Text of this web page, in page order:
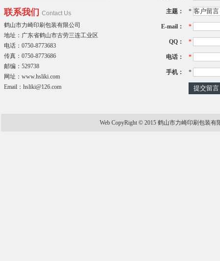
联系我们 Contact Us
鹤山市力崎印刷包装有限公司
地址：广东省鹤山市古劳三连工业区
电话：0750-8773683
传真：0750-8773686
邮编：529738
网址： www.hsliki.com
Email： hsliki@126.com
主题： *
E-mail： *
QQ： *
电话： *
手机： *
Web CopyRight © 2015 鹤山市力崎印刷包装有